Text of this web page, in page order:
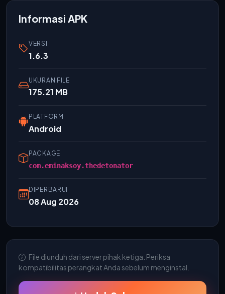
Informasi APK
VERSI
1.6.3
UKURAN FILE
175.21 MB
PLATFORM
Android
PACKAGE
com.eminaksoy.thedetonator
DIPERBARUI
08 Aug 2026
File diunduh dari server pihak ketiga. Periksa
kompatibilitas perangkat Anda sebelum menginstal.